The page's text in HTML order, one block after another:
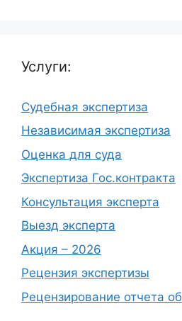
Услуги:
Судебная экспертиза
Независимая экспертиза
Оценка для суда
Экспертиза Гос.контракта
Консультация эксперта
Выезд эксперта
Акция – 2026
Рецензия экспертизы
Рецензирование отчета